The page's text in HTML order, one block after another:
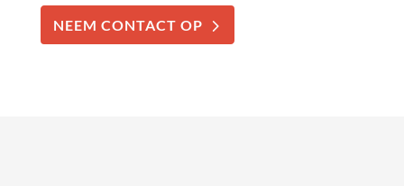
NEEM CONTACT OP